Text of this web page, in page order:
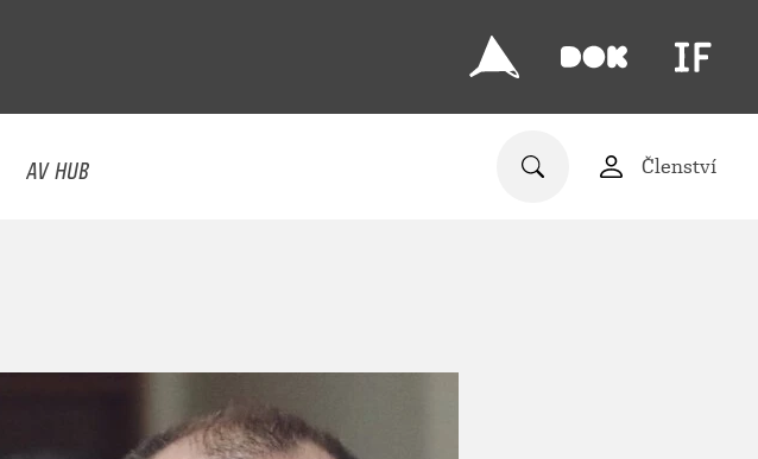
AV HUB Členství